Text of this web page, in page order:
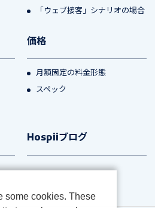
「ウェブ接客」シナリオの場合
価格
月額固定の料金形態
スペック
Hospiiブログ
some cookies. These